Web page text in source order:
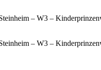
– W3 –
– W3 –